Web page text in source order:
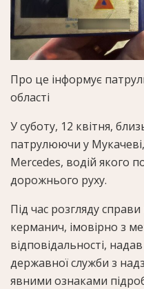
Про це інформує
області
У суботу, 12 квітня,
патрулюючи у
Mercedes, водій якого
дорожнього руху.
Під час розгляду
керманич, імовірно з
відповідальності,
державної служби з
явними ознаками